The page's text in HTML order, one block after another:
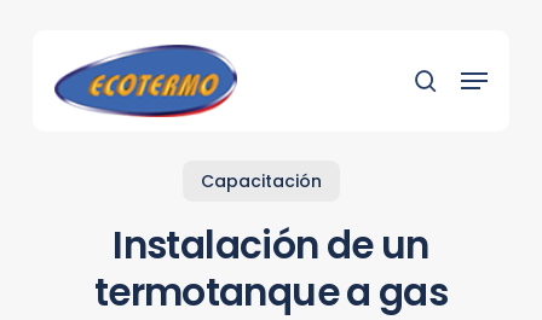
content
search
Menu
Capacitación
Instalación de un
termotanque a gas